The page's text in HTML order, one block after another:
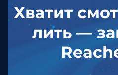
Хватит
лить —